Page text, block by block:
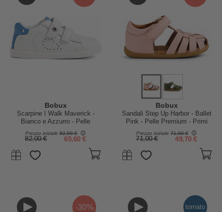
Bobux
Scarpine I Walk Maverick -
Bianco e Azzurro - Pelle
Premium - Cammiatori Esperti
Prezzo iniziale 82,00 €
82,00 € 65,60 €
Bobux
Sandali Step Up Harbor - Ballet
Pink - Pelle Premium - Primi
Prezzo iniziale 71,00 €
71,00 € 49,70 €
-30% tornato